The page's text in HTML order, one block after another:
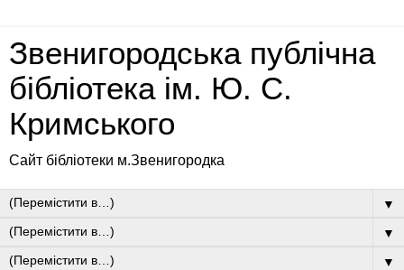
Звенигородська публічна
бібліотека ім. Ю. С.
Кримського
Сайт бібліотеки м.Звенигородка
▼
▼
▼